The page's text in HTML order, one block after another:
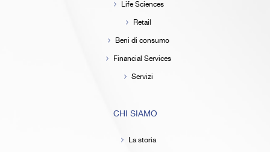
Life Sciences
Retail
Beni di consumo
Financial Services
Servizi
CHI SIAMO
La storia